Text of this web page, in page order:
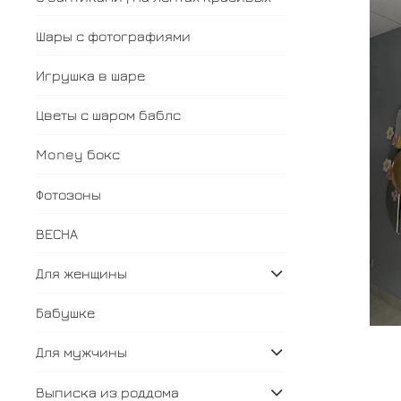
Шары с фотографиями
Игрушка в шаре
Цветы с шаром баблс
Money бокс
Фотозоны
ВЕСНА
Для женщины
Бабушке
Для мужчины
Выписка из роддома